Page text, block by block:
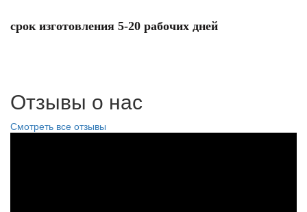
срок изготовления 5-20 рабочих дней
Отзывы о нас
Смотреть все отзывы